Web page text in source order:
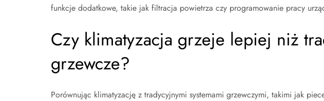
funkcje dodatkowe, takie jak filtracja powietrza czy programowanie pracy
Czy klimatyzacja grzeje lepiej niż
grzewcze?
Porównując klimatyzację z tradycyjnymi systemami grzewczymi, takimi jak